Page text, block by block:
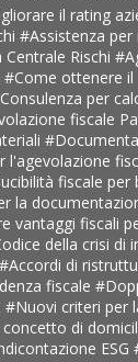
il rating
#Assistenza
Centrale Rischi
#Come ottenere
per
fiscale
l'agevolazione
fiscale per
la
vantaggi fiscali
della crisi di
#Accordi di
fiscale
#Nuovi criteri per
di
ESG